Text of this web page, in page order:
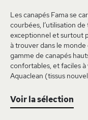
Les canapés Fama se
courbées, l’utilisation
exceptionnel et surtout
à trouver dans le
gamme de canapés
confortables, et faciles
Aquaclean (tissus
Voir la sélection